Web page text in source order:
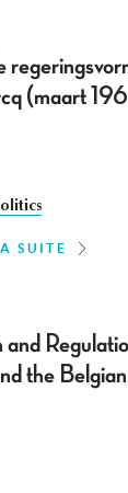
(maart
SUITE
and
the